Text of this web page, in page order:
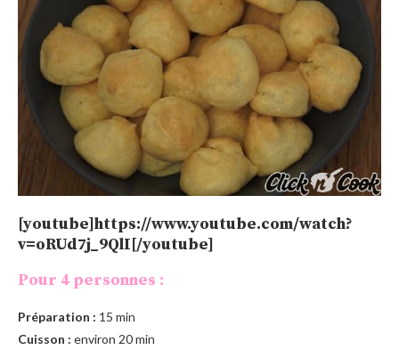
[youtube]https://www.youtube.com/watch?
v=oRUd7j_9QlI[/youtube]
Pour 4 personnes :
Préparation : 15 min
Cuisson : environ 20 min